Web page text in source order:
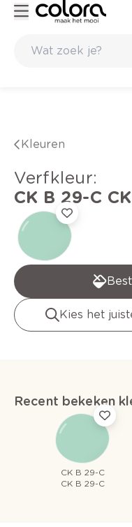
Kleuren
verfkleur:
CK B 29-C
Kies het
Recent bekeken
CK B 29-C
CK B 29-C